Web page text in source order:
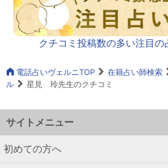
クチコミ投稿数の多い注目の
電話占いヴェルニTOP 在籍占い師検索
ル
星見 玲先生のクチコミ
サイトメニュー
初めての方へ